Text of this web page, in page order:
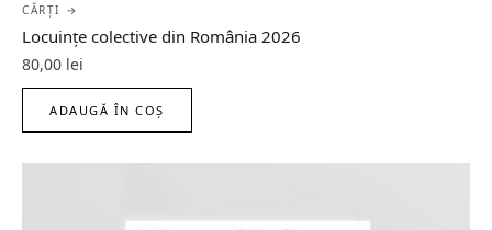
CĂRȚI →
Locuințe colective din România 2026
80,00 lei
ADAUGĂ ÎN COȘ